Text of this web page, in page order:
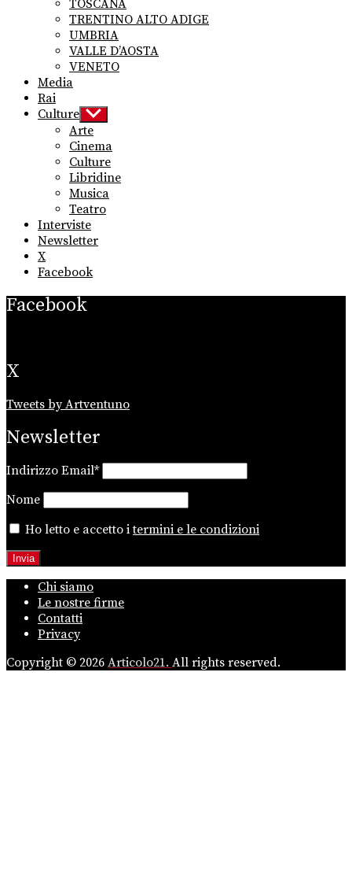
TOSCANA
TRENTINO ALTO ADIGE
UMBRIA
VALLE D’AOSTA
VENETO
Media
Rai
Culture Show
sub
menu
Arte
Cinema
Culture
Libridine
Musica
Teatro
Interviste
Newsletter
X
Facebook
Facebook
X
Tweets by Artventuno
Newsletter
Indirizzo Email*
Nome
Ho letto e accetto itermini e le condizioni
Chi siamo
Le nostre firme
Contatti
Privacy
Copyright © 2026 Articolo21. All rights reserved.